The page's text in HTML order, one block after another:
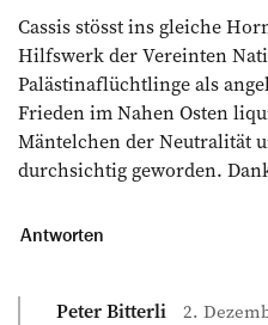
Cassis stösst ins gleiche
Hilfswerk der Vereinten
Palästinaflüchtlinge als
Frieden im Nahen Osten
Mäntelchen der Neutralität
durchsichtig geworden.
Antworten
Peter Bitterli 2.